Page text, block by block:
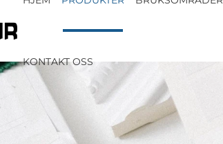
KONTAKT OSS